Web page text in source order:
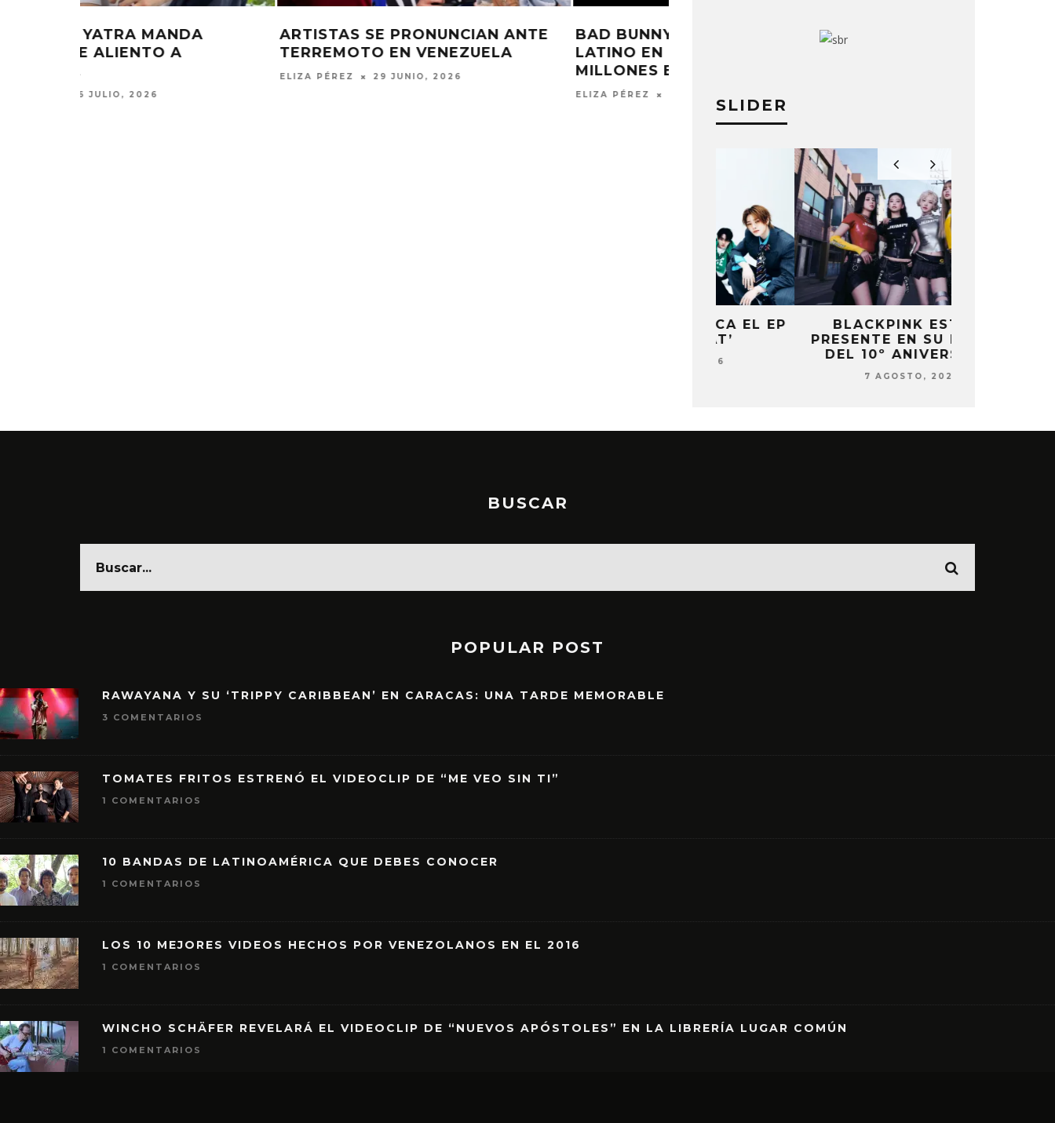
ARTISTAS SE PRONUNCIAN ANTE
TERREMOTO EN VENEZUELA
BAD BUNNY ES EL PRIMER ARTISTA
LATINO EN RECAUDAR MIL
MILLONES EN GIRAS
SLIDER
BLACKPINK ESTARÁ
PRESENTE EN SU EVENTO
DEL 10º ANIVERSARIO
7 AGOSTO, 2026
BUSCAR
POPULAR POST
RAWAYANA Y SU ‘TRIPPY CARIBBEAN’ EN CARACAS: UNA TARDE MEMORABLE
3 COMENTARIOS
TOMATES FRITOS ESTRENÓ EL VIDEOCLIP DE “ME VEO SIN TI”
1 COMENTARIOS
10 BANDAS DE LATINOAMÉRICA QUE DEBES CONOCER
1 COMENTARIOS
LOS 10 MEJORES VIDEOS HECHOS POR VENEZOLANOS EN EL 2016
1 COMENTARIOS
WINCHO SCHÄFER REVELARÁ EL VIDEOCLIP DE “NUEVOS APÓSTOLES” EN LA LIBRERÍA LUGAR COMÚN
1 COMENTARIOS